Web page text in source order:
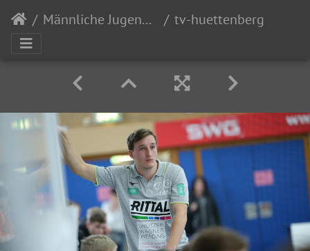
Männliche Jugend C